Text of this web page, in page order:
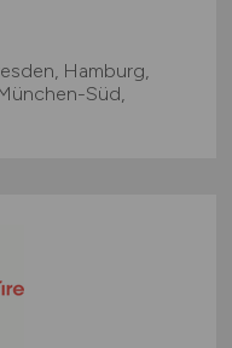
Hamburg,
Süd,